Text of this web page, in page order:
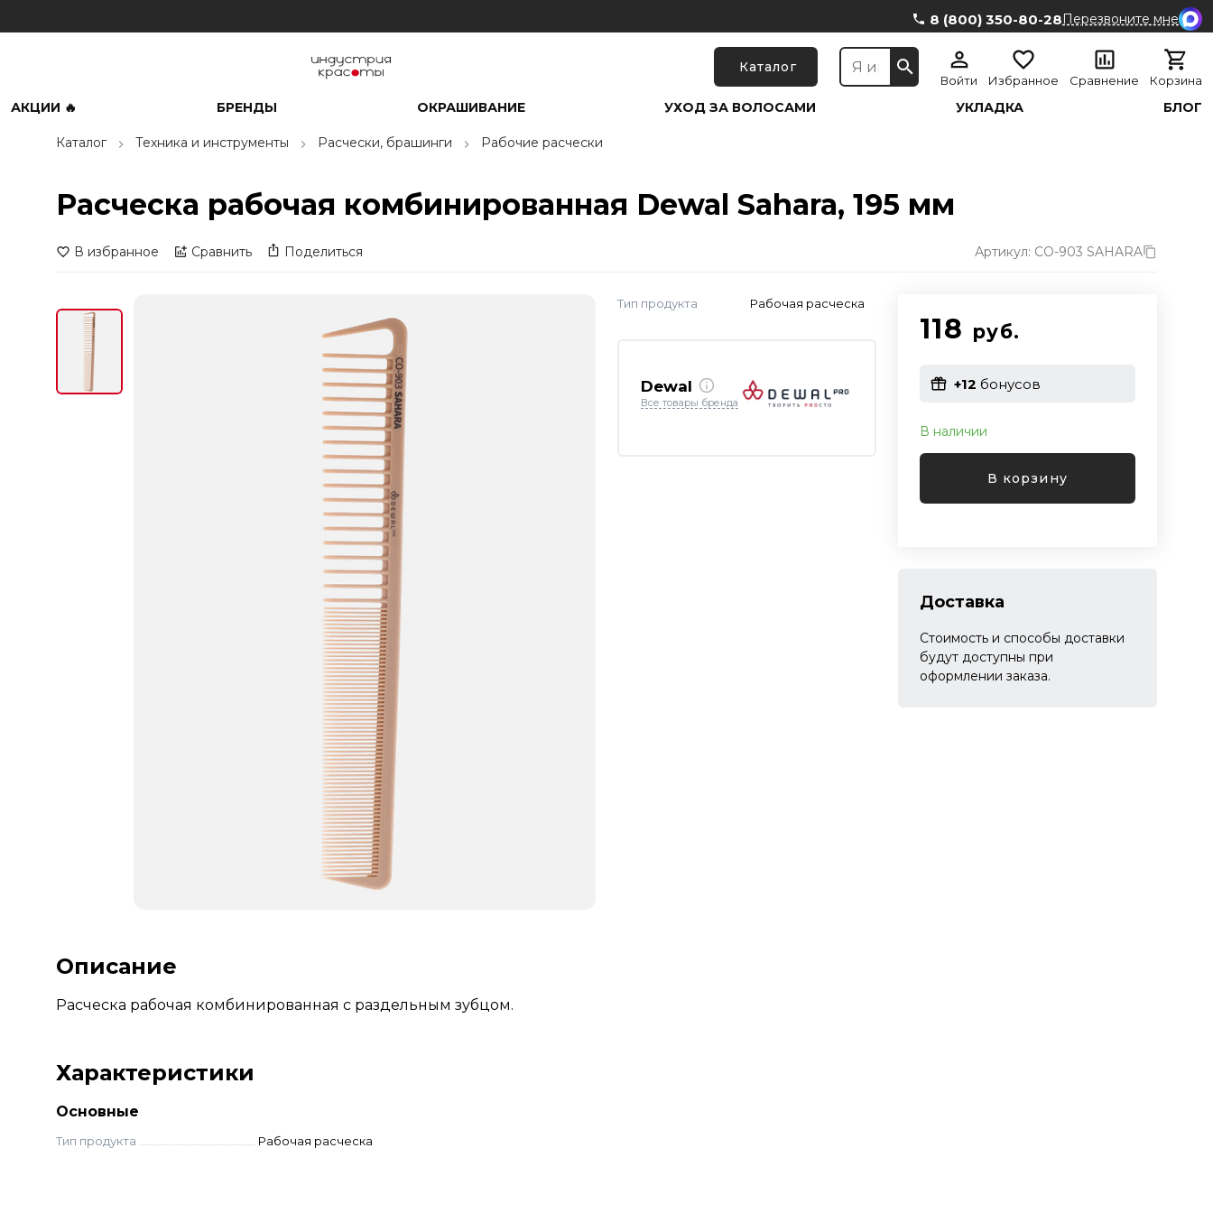
8 (800) 350-80-28Перезвоните мне
Каталог
Войти Избранное Сравнение Корзина
АКЦИИ 🔥 БРЕНДЫ ОКРАШИВАНИЕ УХОД ЗА ВОЛОСАМИ УКЛАДКА БЛОГ
Каталог Техника и инструменты Расчески, брашинги Рабочие расчески
Расческа рабочая комбинированная Dewal Sahara, 195 мм
В избранное Сравнить Поделиться Артикул: CO-903 SAHARA
Тип продукта Рабочая расческа
Dewal
Все товары бренда
118 руб.
+12 бонусов
В наличии
В корзину
Доставка
Стоимость и способы доставки
будут доступны при
оформлении заказа.
Описание
Расческа рабочая комбинированная с раздельным зубцом.
Характеристики
Основные
Тип продукта Рабочая расческа